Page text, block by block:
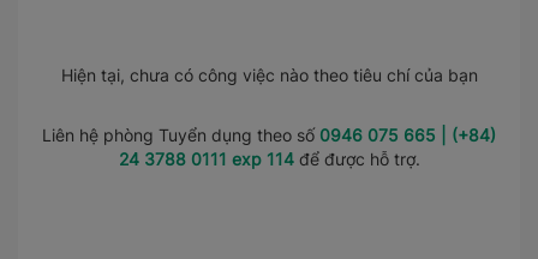
Hiện tại, chưa có công việc nào theo tiêu chí của bạn
Liên hệ phòng Tuyển dụng theo số 0946 075 665 | (+84)
24 3788 0111 exp 114để được hỗ trợ.